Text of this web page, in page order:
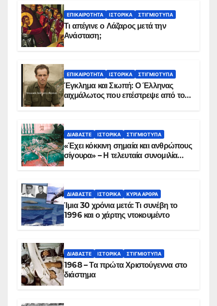
ΕΠΙΚΑΙΡΌΤΗΤΑ ΙΣΤΟΡΙΚΆ ΣΤΙΓΜΙΌΤΥΠΑ
Τι απέγινε ο Λάζαρος μετά την
Ανάσταση;
ΕΠΙΚΑΙΡΌΤΗΤΑ ΙΣΤΟΡΙΚΆ ΣΤΙΓΜΙΌΤΥΠΑ
Έγκλημα και Σιωπή: Ο Έλληνας
αιχμάλωτος που επέστρεψε από το
ΔΙΑΒΆΣΤΕ ΙΣΤΟΡΙΚΆ ΣΤΙΓΜΙΌΤΥΠΑ
«Έχει κόκκινη σημαία και ανθρώπους
σίγουρα» – Η τελευταία συνομιλία
ΔΙΑΒΆΣΤΕ ΙΣΤΟΡΙΚΆ ΚΥΡΙΑ ΑΡΘΡΑ
Ίμια 30 χρόνια μετά: Τι συνέβη το
1996 και ο χάρτης ντοκουμέντο
ΔΙΑΒΆΣΤΕ ΙΣΤΟΡΙΚΆ ΣΤΙΓΜΙΌΤΥΠΑ
1968 – Τα πρώτα Χριστούγεννα στο
διάστημα